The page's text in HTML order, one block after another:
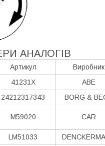
АНАЛОГІВ
Артикул Виробник
41231X ABE
24212317343 BORG &
M59020 CAR
LM51033